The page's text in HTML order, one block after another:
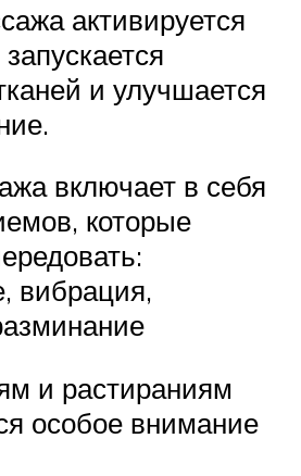
активируется
и улучшается
включает в себя
которые
вибрация,
и растираниям
особое внимание